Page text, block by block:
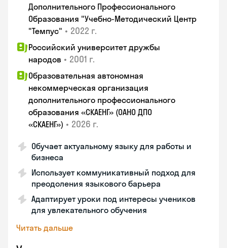
Дополнительного Профессионального
Образования "Учебно-Методический Центр
"Темпус" • 2022 г.
Российский университет дружбы
народов • 2001 г.
Образовательная автономная
некоммерческая организация
дополнительного профессионального
образования «СКАЕНГ» (ОАНО ДПО
«СКАЕНГ») • 2026 г.
Обучает актуальному языку для работы и
бизнеса
Использует коммуникативный подход для
преодоления языкового барьера
Адаптирует уроки под интересы учеников
для увлекательного обучения
Читать дальше